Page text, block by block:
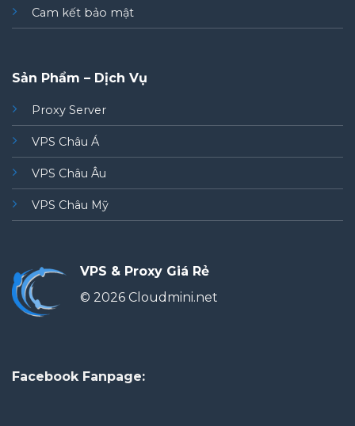
Cam kết bảo mật
Sản Phẩm – Dịch Vụ
Proxy Server
VPS Châu Á
VPS Châu Âu
VPS Châu Mỹ
VPS & Proxy Giá Rẻ
© 2026 Cloudmini.net
Facebook Fanpage: